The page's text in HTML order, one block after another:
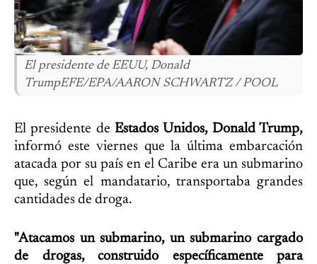
El presidente de EEUU, Donald
TrumpEFE/EPA/AARON SCHWARTZ / POOL
El presidente de Estados Unidos, Donald Trump,
informó este viernes que la última embarcación
atacada por su país en el Caribe era un submarino
que, según el mandatario, transportaba grandes
cantidades de droga.
"Atacamos un submarino, un submarino cargado
de drogas, construido específicamente para